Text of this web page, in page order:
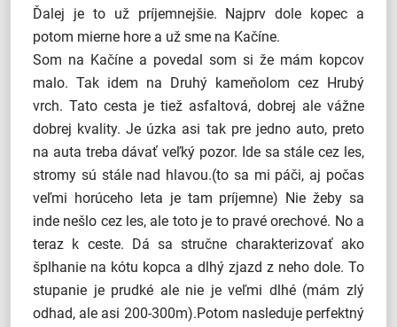
Ďalej je to už príjemnejšie. Najprv dole kopec a
potom mierne hore a už sme na Kačíne.
Som na Kačíne a povedal som si že mám kopcov
malo. Tak idem na Druhý kameňolom cez Hrubý
vrch. Tato cesta je tiež asfaltová, dobrej ale vážne
dobrej kvality. Je úzka asi tak pre jedno auto, preto
na auta treba dávať veľký pozor. Ide sa stále cez les,
stromy sú stále nad hlavou.(to sa mi páči, aj počas
veľmi horúceho leta je tam príjemne) Nie žeby sa
inde nešlo cez les, ale toto je to pravé orechové. No a
teraz k ceste. Dá sa stručne charakterizovať ako
šplhanie na kótu kopca a dlhý zjazd z neho dole. To
stupanie je prudké ale nie je veľmi dlhé (mám zlý
odhad, ale asi 200-300m).Potom nasleduje perfektný